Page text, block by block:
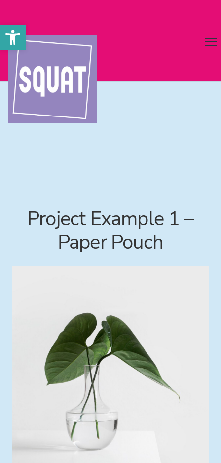
Werkzeugleiste öffnen
Project Example 1 –
Paper Pouch